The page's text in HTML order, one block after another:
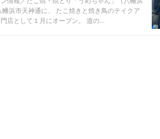
幡浜市天神通に、 たこ焼きと焼き鳥のテイクア
店として１月にオープン。 道の...